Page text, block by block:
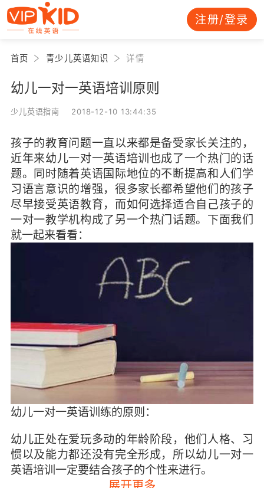
注册/登录
首页 青少儿英语知识 详情
幼儿一对一英语培训原则
少儿英语指南 2018-12-10 13:44:35
孩子的教育问题一直以来都是备受家长关注的，
近年来幼儿一对一英语培训也成了一个热门的话
题。同时随着英语国际地位的不断提高和人们学
习语言意识的增强，很多家长都希望他们的孩子
尽早接受英语教育，而如何选择适合自己孩子的
一对一教学机构成了另一个热门话题。下面我们
就一起来看看：
幼儿一对一英语训练的原则：
幼儿正处在爱玩多动的年龄阶段，他们人格、习
惯以及能力都还没有完全形成，所以幼儿一对一
英语培训一定要结合孩子的个性来进行。